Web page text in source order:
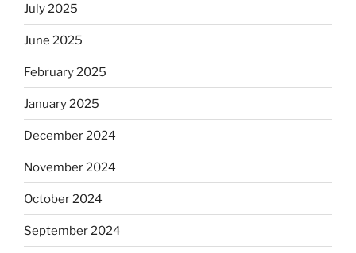
July 2025
June 2025
February 2025
January 2025
December 2024
November 2024
October 2024
September 2024